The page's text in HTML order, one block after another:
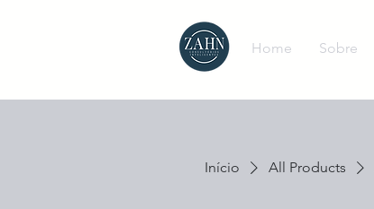
Home Sobre
Início All Products